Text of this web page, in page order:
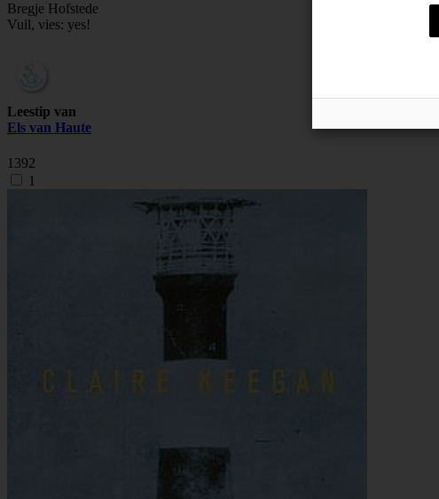
Bregje Hofstede
Vuil, vies: yes!
Leestip van
Els van Haute
1392
1